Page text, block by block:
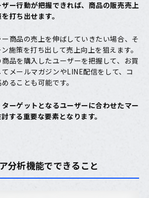
ー行動が把握できれば、商品の販売売上
打ち出せます。
商品の売上を伸ばしていきたい場合、そ
施策を打ち出して売上向上を狙えます。
品を購入したユーザーを把握して、お買
メールマガジンやLINE配信をして、コ
ることも可能です。
ーゲットとなるユーザーに合わせたマー
する重要な要素となります。
分析機能でできること